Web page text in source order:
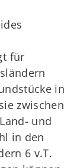
für
in
zwischen
und
in den
6 v.T.